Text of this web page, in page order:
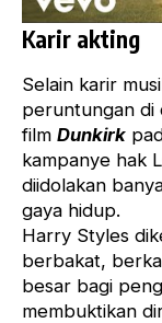
Karir akting
Selain karir
peruntungan di
film Dunkirk
kampanye hak
diidolakan
gaya hidup.
Harry Styles
berbakat,
besar bagi
membuktikan